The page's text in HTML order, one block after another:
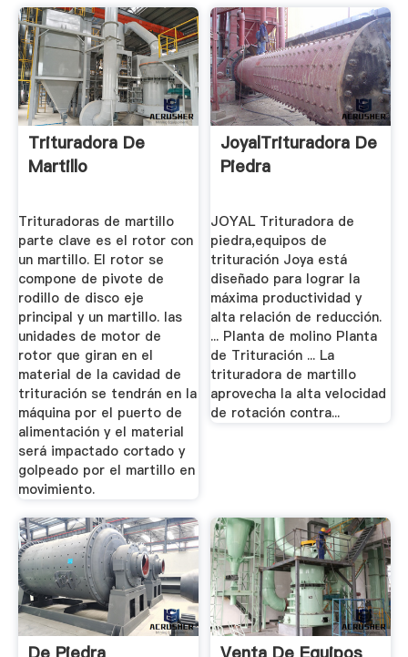
Trituradora De
Martillo
Trituradoras de martillo
parte clave es el rotor con
un martillo. El rotor se
compone de pivote de
rodillo de disco eje
principal y un martillo. las
unidades de motor de
rotor que giran en el
material de la cavidad de
trituración se tendrán en la
máquina por el puerto de
alimentación y el material
será impactado cortado y
golpeado por el martillo en
movimiento.
JoyalTrituradora De
Piedra
JOYAL Trituradora de
piedra,equipos de
trituración Joya está
diseñado para lograr la
máxima productividad y
alta relación de reducción.
... Planta de molino Planta
de Trituración ... La
trituradora de martillo
aprovecha la alta velocidad
de rotación contra...